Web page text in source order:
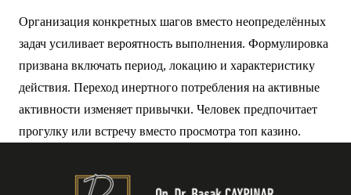
Организация конкретных шагов вместо неопределённых
задач усиливает вероятность выполнения. Формулировка
призвана включать период, локацию и характеристику
действия. Переход инертного потребления на активные
активности изменяет привычки. Человек предпочитает
прогулку или встречу вместо просмотра топ казино.